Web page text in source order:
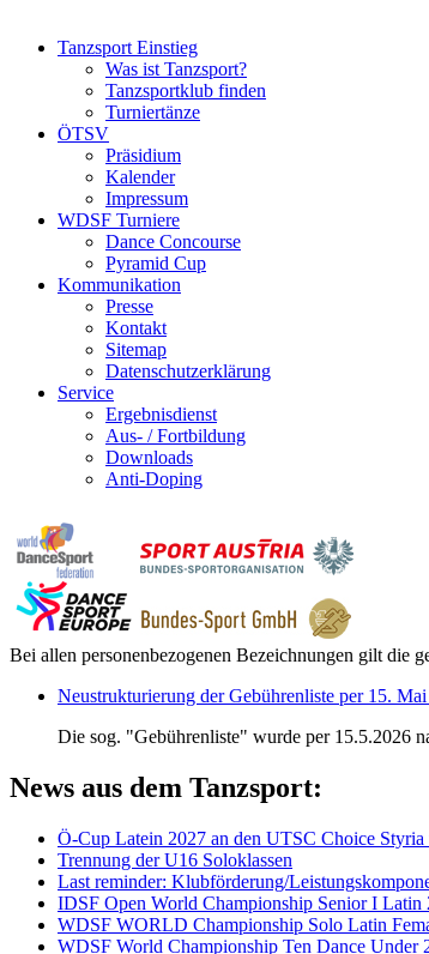
Tanzsport Einstieg
Was ist Tanzsport?
Tanzsportklub finden
Turniertänze
ÖTSV
Präsidium
Kalender
Impressum
WDSF Turniere
Dance Concourse
Pyramid Cup
Kommunikation
Presse
Kontakt
Sitemap
Datenschutzerklärung
Service
Ergebnisdienst
Aus- / Fortbildung
Downloads
Anti-Doping
Bei allen personenbezogenen Bezeichnungen gilt die
Neustrukturierung der Gebührenliste per 15.
Die sog. "Gebührenliste" wurde per 15.5.2026
News aus dem Tanzsport:
Ö-Cup Latein 2027 an den UTSC Choice Styria
Trennung der U16 Soloklassen
Last reminder: Klubförderung/
IDSF Open World Championship Senior I Latin
WDSF WORLD Championship Solo Latin
WDSF World Championship Ten Dance Under